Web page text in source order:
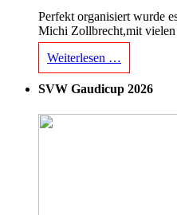
Perfekt organisiert wurde
Michi Zollbrecht,mit
Weiterlesen …
SVW Gaudicup 2026